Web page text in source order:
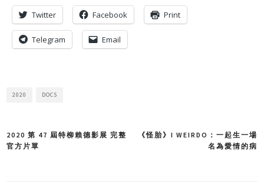
Twitter Facebook Print
Telegram Email
2020 DOCS
Post
《怪胎》I WEIRDO：一起生一場
名為愛情的病
2020 第 47 屆特柳賴德影展 完整
官方片單